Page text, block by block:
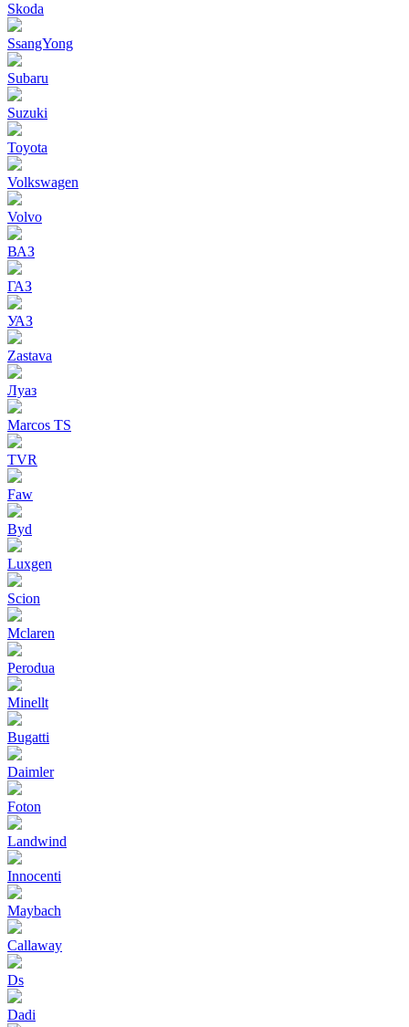
Skoda
SsangYong
Subaru
Suzuki
Toyota
Volkswagen
Volvo
ВАЗ
ГАЗ
УАЗ
Zastava
Луаз
Marcos TS
TVR
Faw
Byd
Luxgen
Scion
Mclaren
Perodua
Minellt
Bugatti
Daimler
Foton
Landwind
Innocenti
Maybach
Callaway
Ds
Dadi